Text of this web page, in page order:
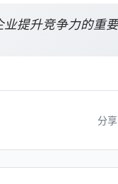
提升竞争力的重要
分